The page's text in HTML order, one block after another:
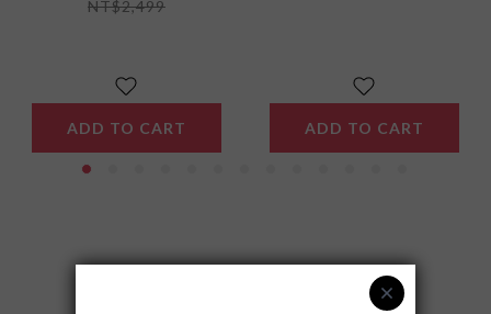
NT$2,499
ADD TO CART ADD TO CART